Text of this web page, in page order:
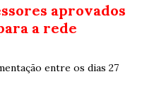
aprovados
a rede
entre os dias 27